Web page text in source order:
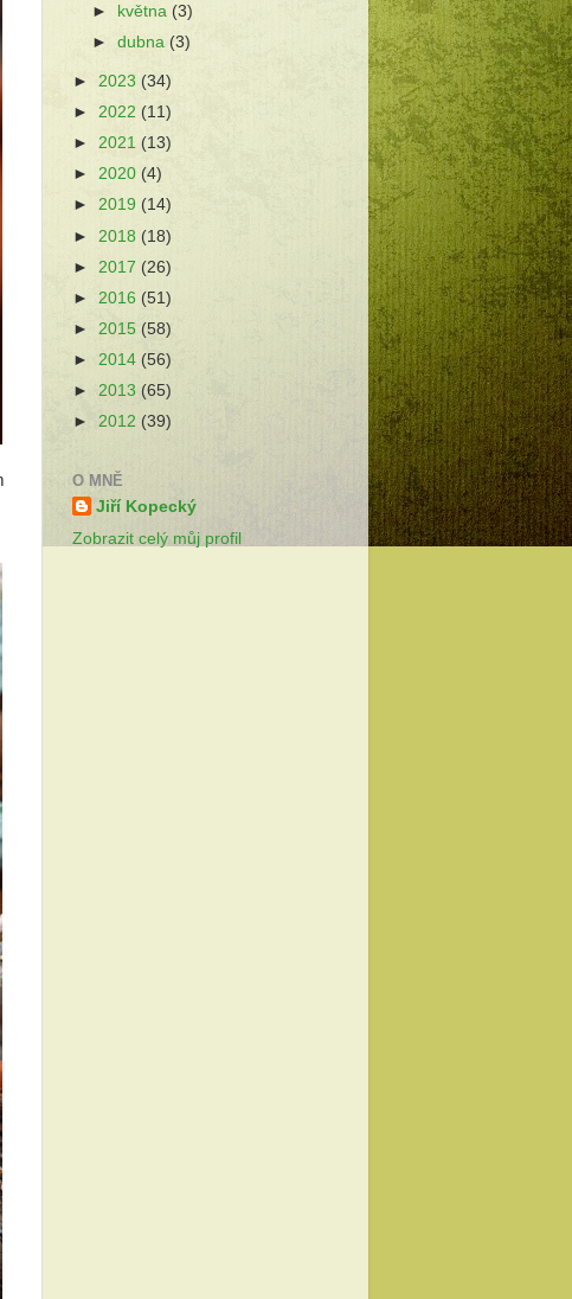
►
května (3)
►dubna(3)
► 2023 (34)
► 2022 (11)
► 2021 (13)
► 2020 (4)
► 2019 (14)
► 2018 (18)
► 2017 (26)
► 2016 (51)
► 2015 (58)
► 2014 (56)
► 2013 (65)
► 2012 (39)
O MNĚ
Jiří Kopecký
Zobrazit celý můj profil